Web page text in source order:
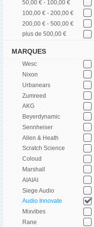
50,00 € - 100,00 €
100,00 € - 200,00 €
200,00 € - 500,00 €
plus de 500,00 €
MARQUES
Wesc
Nixon
Urbanears
Zumreed
AKG
Beyerdynamic
Sennheiser
Allen & Heath
Scratch Science
Coloud
Marshall
AIAIAI
Siege Audio
Audio Innovate
Mixvibes
Rane